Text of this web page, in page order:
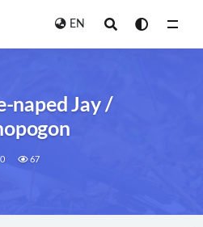
EN
naped Jay /
0 67